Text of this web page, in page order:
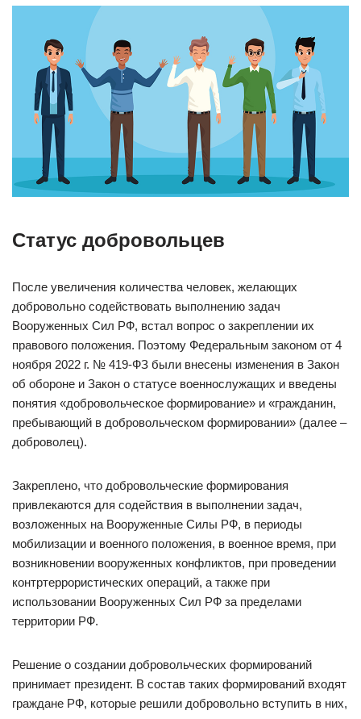
Статус добровольцев
После увеличения количества человек, желающих
добровольно содействовать выполнению задач
Вооруженных Сил РФ, встал вопрос о закреплении их
правового положения. Поэтому Федеральным законом от 4
ноября 2022 г. № 419-ФЗ были внесены изменения в Закон
об обороне и Закон о статусе военнослужащих и введены
понятия «добровольческое формирование» и «гражданин,
пребывающий в добровольческом формировании» (далее –
доброволец).
Закреплено, что добровольческие формирования
привлекаются для содействия в выполнении задач,
возложенных на Вооруженные Силы РФ, в периоды
мобилизации и военного положения, в военное время, при
возникновении вооруженных конфликтов, при проведении
контртеррористических операций, а также при
использовании Вооруженных Сил РФ за пределами
территории РФ.
Решение о создании добровольческих формирований
принимает президент. В состав таких формирований входят
граждане РФ, которые решили добровольно вступить в них,